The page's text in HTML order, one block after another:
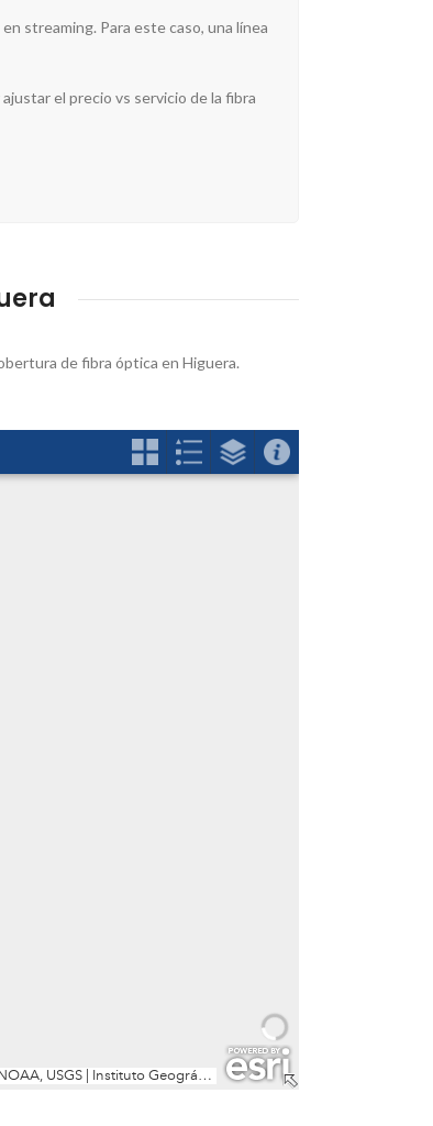
streaming. Para este caso, una línea
el precio vs servicio de la fibra
de fibra óptica en Higuera.